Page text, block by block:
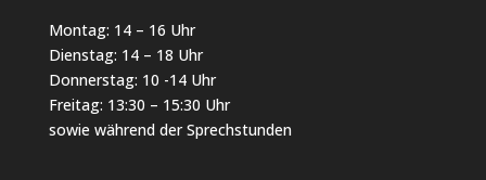
Montag: 14 – 16 Uhr
Dienstag: 14 – 18 Uhr
Donnerstag: 10 -14 Uhr
Freitag: 13:30 – 15:30 Uhr
sowie während der Sprechstunden